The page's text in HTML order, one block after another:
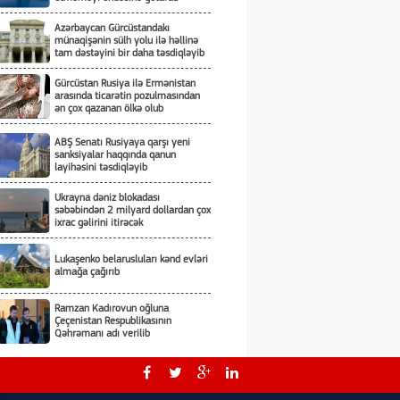
Azərbaycan Gürcüstandakı
münaqişənin sülh yolu ilə həllinə
tam dəstəyini bir daha təsdiqləyib
Gürcüstan Rusiya ilə Ermənistan
arasında ticarətin pozulmasından
ən çox qazanan ölkə olub
ABŞ Senatı Rusiyaya qarşı yeni
sanksiyalar haqqında qanun
layihəsini təsdiqləyib
Ukrayna dəniz blokadası
səbəbindən 2 milyard dollardan çox
ixrac gəlirini itirəcək
Lukaşenko belarusluları kənd evləri
almağa çağırıb
Ramzan Kadırovun oğluna
Çeçenistan Respublikasının
Qəhrəmanı adı verilib
Üçtərəfli sazişin detalları nədən